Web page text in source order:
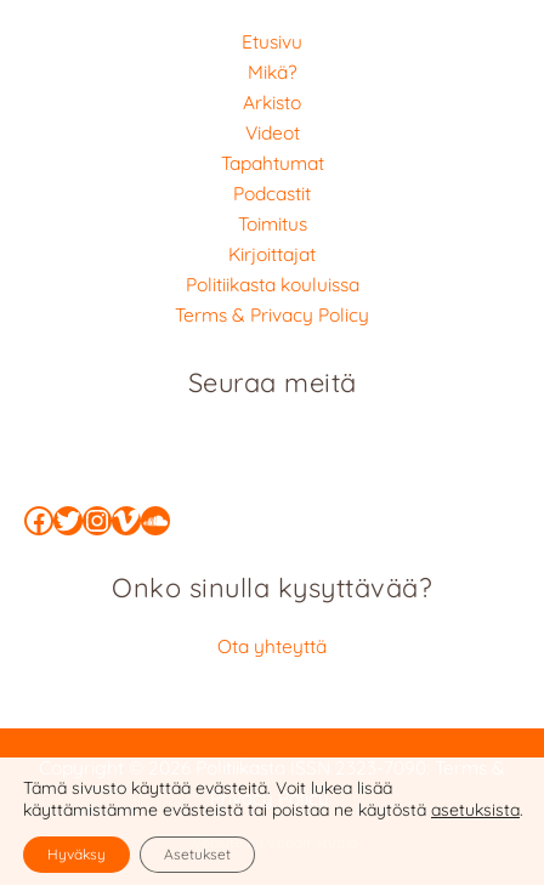
Etusivu
Mikä?
Arkisto
Videot
Tapahtumat
Podcastit
Toimitus
Kirjoittajat
Politiikasta kouluissa
Terms & Privacy Policy
Seuraa meitä
Facebook
Twitter
Instagram
Vimeo
SoundCloud
Onko sinulla kysyttävää?
Ota yhteyttä
Privacy Policy
Website by Cobalt Studio
Tämä sivusto käyttää evästeitä. Voit lukea lisää
käyttämistämme evästeistä tai poistaa ne käytöstä asetuksista.
Hyväksy Asetukset